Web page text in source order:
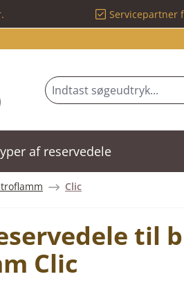
Servicepartner
af reservedele
Clic
til
Clic